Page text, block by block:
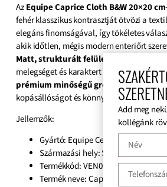
AzEquipe Caprice Cloth B&W 20×20
fehér klasszikus kontrasztját ötvözi a
elegáns finomságával, így tökéletes
akik időtlen, mégis modern enteriőrt
Matt, strukturált felülete
melegséget és karaktert visz a térbe,
prémium minőségű gres anyaghosszú
kopásállóságot és könnyű
Jellemzők:
Gyártó: Equipe Cerámicas
Származási hely: Spanyol
Termékkód: VEN022124
Termék neve: Caprice Cloth B&W
Add meg
kollégánk